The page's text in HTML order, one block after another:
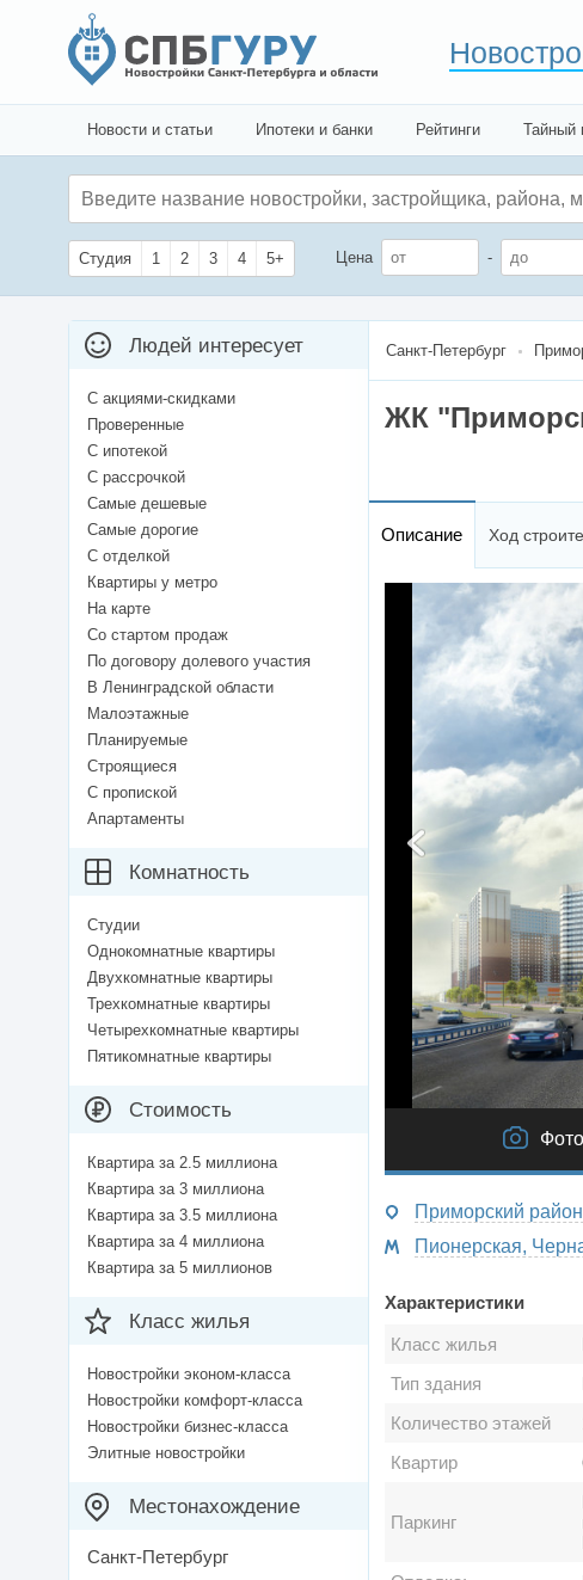
Новости и статьи Ипотеки и банки Рейтинги Тайный
Студия 1 2 3 4 5+ Цена -
Санкт-Петербург
ЖК
Описание Ход
Характеристики
Класс жилья
Тип здания
Количество этажей
Квартир
Паркинг
Людей интересует
С акциями-скидками
Проверенные
С ипотекой
С рассрочкой
Самые дешевые
Самые дорогие
С отделкой
Квартиры у метро
На карте
Со стартом продаж
По договору долевого участия
В Ленинградской области
Малоэтажные
Планируемые
Строящиеся
С пропиской
Апартаменты
Комнатность
Студии
Однокомнатные квартиры
Двухкомнатные квартиры
Трехкомнатные квартиры
Четырехкомнатные квартиры
Пятикомнатные квартиры
Стоимость
Квартира за 2.5 миллиона
Квартира за 3 миллиона
Квартира за 3.5 миллиона
Квартира за 4 миллиона
Квартира за 5 миллионов
Класс жилья
Новостройки эконом-класса
Новостройки комфорт-класса
Новостройки бизнес-класса
Элитные новостройки
Местонахождение
Санкт-Петербург